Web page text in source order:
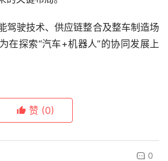
驾驶技术、供应链整合及整车制造场
在探索“汽车+机器人”的协同发展上
赞 (0)
0